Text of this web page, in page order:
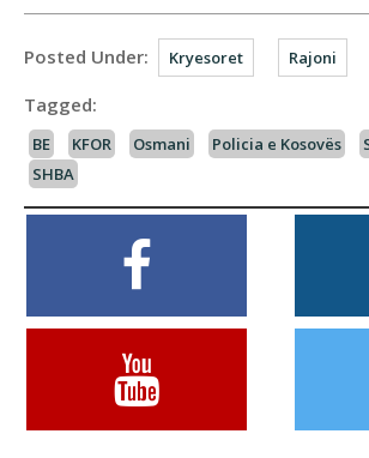
Posted Under: Kryesoret Rajoni
Tagged:
BE KFOR Osmani Policia e Kosovës
SHBA